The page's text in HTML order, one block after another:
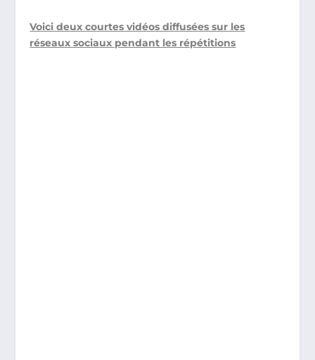
Voici deux courtes vidéos diffusées sur les
réseaux sociaux pendant les répétitions